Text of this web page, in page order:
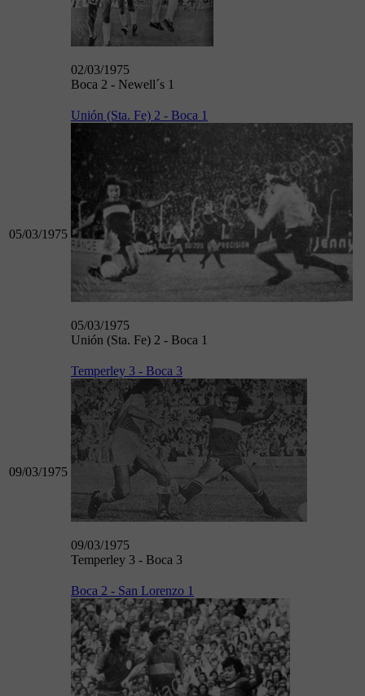
02/03/1975
Boca 2 - Newell´s 1
05/03/1975
Unión (Sta. Fe) 2 - Boca 1
05/03/1975
Unión (Sta. Fe) 2 - Boca 1
09/03/1975
Temperley 3 - Boca 3
09/03/1975
Temperley 3 - Boca 3
Boca 2 - San Lorenzo 1